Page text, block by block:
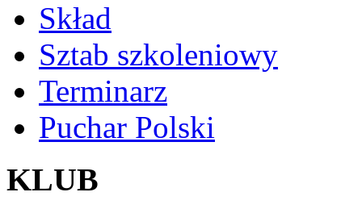
Skład
Sztab szkoleniowy
Terminarz
Puchar Polski
KLUB